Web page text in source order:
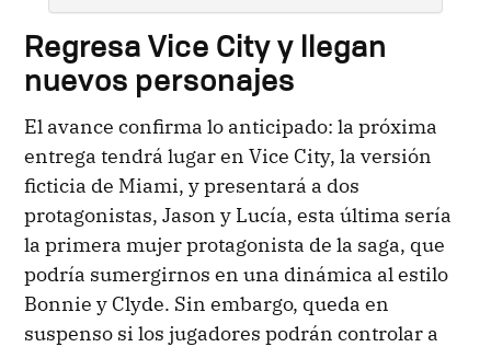
Regresa Vice City y llegan
nuevos personajes
El avance confirma lo anticipado: la próxima
entrega tendrá lugar en Vice City, la versión
ficticia de Miami, y presentará a dos
protagonistas, Jason y Lucía, esta última sería
la primera mujer protagonista de la saga, que
podría sumergirnos en una dinámica al estilo
Bonnie y Clyde. Sin embargo, queda en
suspenso si los jugadores podrán controlar a